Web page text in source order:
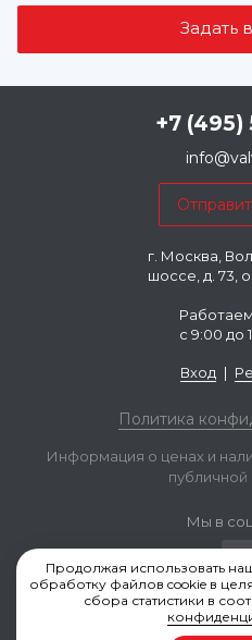
+7 (495)
г. Москва,
шоссе, д. 73,
с 9:00 до
Вход |
Политика
Информация о ценах и
Мы в
Valvestock.ru ©
Продолжая использовать
обработку файлов cookie в
сбора статистики в